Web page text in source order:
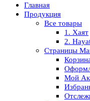
Главная
Продукция
Все товары
1. Хаят
2.
Страницы
Мой